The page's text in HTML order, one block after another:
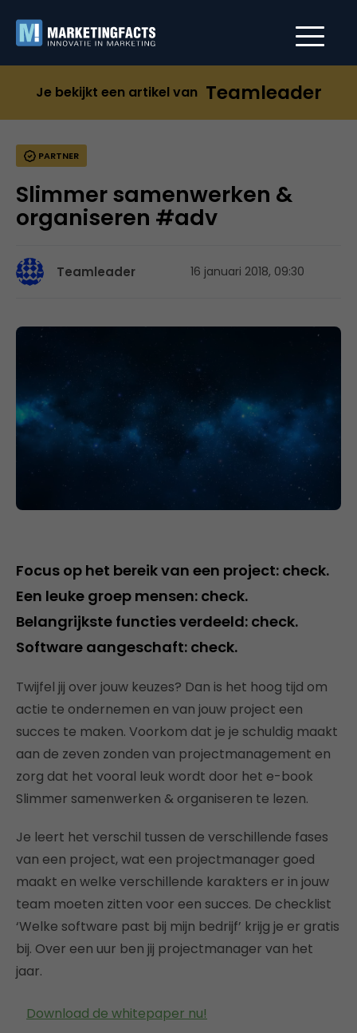
Je bekijkt een artikel van Teamleader
PARTNER
Slimmer samenwerken &
organiseren #adv
Teamleader 16 januari 2018, 09:30
Focus op het bereik van een project: check.
Een leuke groep mensen: check.
Belangrijkste functies verdeeld: check.
Software aangeschaft: check.
Twijfel jij over jouw keuzes? Dan is het hoog tijd om
actie te ondernemen en van jouw project een
succes te maken. Voorkom dat je je schuldig maakt
aan de zeven zonden van projectmanagement en
zorg dat het vooral leuk wordt door het e-book
Slimmer samenwerken & organiseren te lezen.
Je leert het verschil tussen de verschillende fases
van een project, wat een projectmanager goed
maakt en welke verschillende karakters er in jouw
team moeten zitten voor een succes. De checklist
‘Welke software past bij mijn bedrijf’ krijg je er gratis
bij. Over een uur ben jij projectmanager van het
jaar.
Download de whitepaper nu!